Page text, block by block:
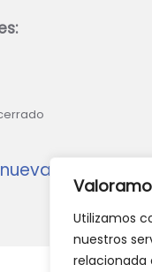
Utilizamos
nuestros
relacionada
web?